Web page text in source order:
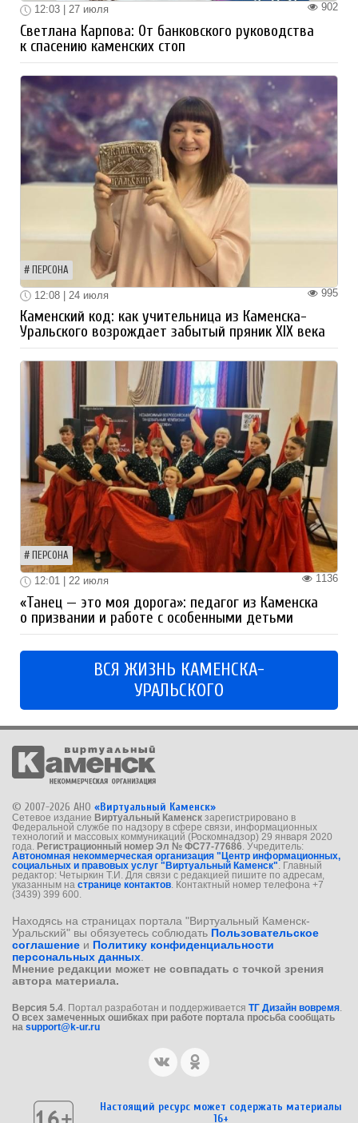
902
12:03 | 27 июля
Светлана Карпова: От банковского руководства
к спасению каменских стоп
ПЕРСОНА
995
12:08 | 24 июля
Каменский код: как учительница из Каменска-
Уральского возрождает забытый пряник XIX века
ПЕРСОНА
1136
12:01 | 22 июля
«Танец — это моя дорога»: педагог из Каменска
о призвании и работе с особенными детьми
ВСЯ ЖИЗНЬ КАМЕНСКА-
УРАЛЬСКОГО
© 2007-2026 АНО «Виртуальный Каменск»
Сетевое издание Виртуальный Каменск зарегистрировано в
Федеральной службе по надзору в сфере связи, информационных
технологий и массовых коммуникаций (Роскомнадзор) 29 января 2020
года. Регистрационный номер Эл № ФС77-77686 . Учредитель:
Автономная некоммерческая организация "Центр информационных,
социальных и правовых услуг "Виртуальный Каменск" . Главный
редактор: Четыркин Т.И. Для связи с редакцией пишите по адресам,
указанным на странице контактов . Контактный номер телефона +7
(3439) 399 600.
Находясь на страницах портала "Виртуальный Каменск-
Уральский" вы обязуетесь соблюдать Пользовательское
соглашение и Политику конфиденциальности
персональных данных
Мнение редакции может не совпадать с точкой зрения
автора материала.
Версия 5.4 . Портал разработан и поддерживается ТГ Дизайн вовремя
О всех замеченных ошибках при работе портала просьба сообщать
на support@k-ur.ru
Настоящий ресурс может содержать материалы
16+